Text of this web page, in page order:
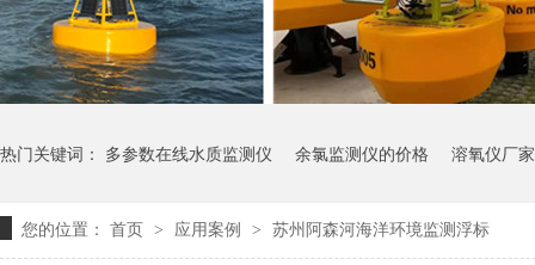
热门关键词： 多参数在线水质监测仪 余氯监测仪的价格 溶氧仪厂家
您的位置： 首页 > 应用案例 > 苏州阿森河海洋环境监测浮标